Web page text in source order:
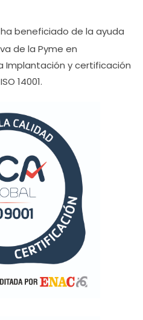
beneficiado de la ayuda
de la Pyme en
Implantación y certificación
14001.